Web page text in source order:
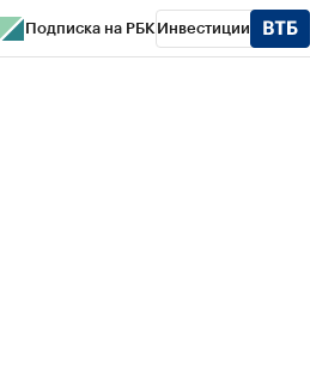
Подписка на РБК Инвестиции